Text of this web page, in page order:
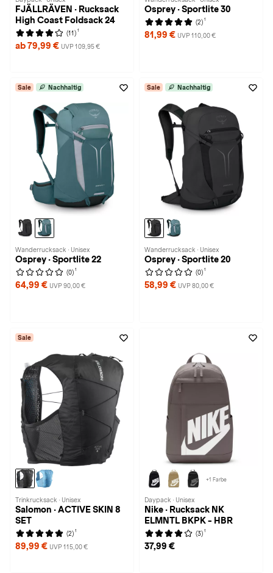
FJÄLLRÄVEN · Rucksack
High Coast Foldsack 24
(11) 1
ab 79,99 € UVP 109,95 €
Osprey · Sportlite 30
(2) 1
81,99 € UVP 110,00 €
Sale Nachhaltig
Wanderrucksack · Unisex
Osprey · Sportlite 22
(0) 1
64,99 € UVP 90,00 €
Sale Nachhaltig
Wanderrucksack · Unisex
Osprey · Sportlite 20
(0) 1
58,99 € UVP 80,00 €
Sale
Trinkrucksack · Unisex
Salomon · ACTIVE SKIN 8
SET
(2) 1
89,99 € UVP 115,00 €
+1 Farbe
Daypack · Unisex
Nike · Rucksack NK
ELMNTL BKPK - HBR
(3) 1
37,99 €